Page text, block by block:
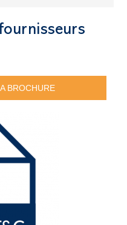
BROCHURE